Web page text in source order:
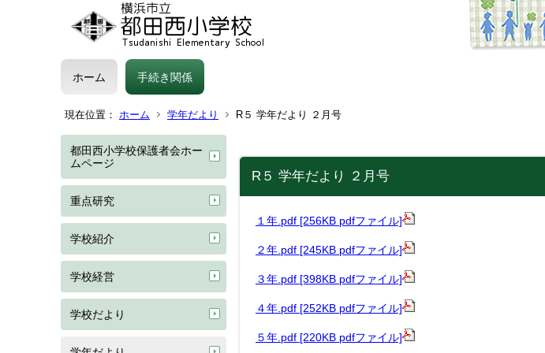
ホーム 手続き関係
現在位置： ホーム 学年だより R５ 学年だより ２月号
都田西小学校保護者会ホー
ムページ
重点研究
学校紹介
学校経営
学校だより
R５ 学年だより ２月号
１年.pdf [256KB pdfファイル]
２年.pdf [245KB pdfファイル]
３年.pdf [398KB pdfファイル]
４年.pdf [252KB pdfファイル]
５年.pdf [220KB pdfファイル]